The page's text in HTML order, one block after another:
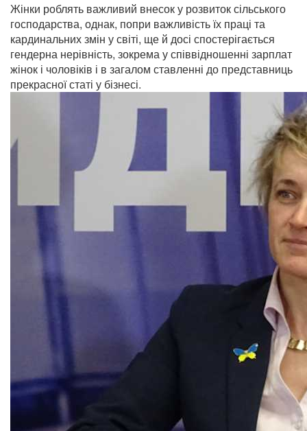
Жінки роблять важливий внесок у розвиток сільського
господарства, однак, попри важливість їх праці та
кардинальних змін у світі, ще й досі спостерігається
гендерна нерівність, зокрема у співвідношенні зарплат
жінок і чоловіків і в загалом ставленні до представниць
прекрасної статі у бізнесі.